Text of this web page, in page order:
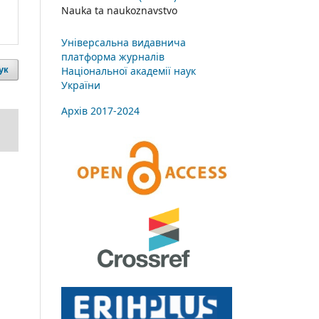
Nauka ta naukoznavstvo
Універсальна видавнича
платформа журналів
Національної академії наук
України
Архів 2017-2024